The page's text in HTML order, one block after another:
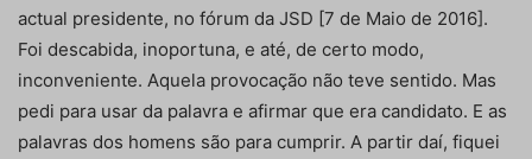
actual presidente, no fórum da JSD [7 de Maio de 2016].
Foi descabida, inoportuna, e até, de certo modo,
inconveniente. Aquela provocação não teve sentido. Mas
pedi para usar da palavra e afirmar que era candidato. E as
palavras dos homens são para cumprir. A partir daí, fiquei